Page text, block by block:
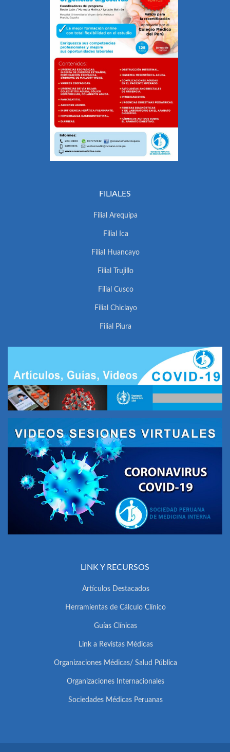
FILIALES
Filial Arequipa
Filial Ica
Filial Huancayo
Filial Trujillo
Filial Cusco
Filial Chiclayo
Filial Piura
LINK Y RECURSOS
Artículos Destacados
Herramientas de Cálculo Clínico
Guías Clínicas
Link a Revistas Médicas
Organizaciones Médicas/ Salud Pública
Organizaciones Internacionales
Sociedades Médicas Peruanas